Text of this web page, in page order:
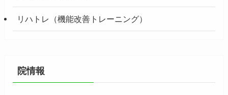
リハトレ（機能改善トレーニング）
院情報